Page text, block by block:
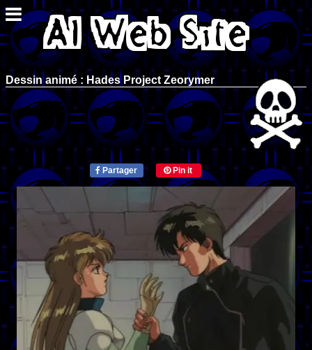
Dessin animé : Hades Project Zeorymer
Partager Pin it